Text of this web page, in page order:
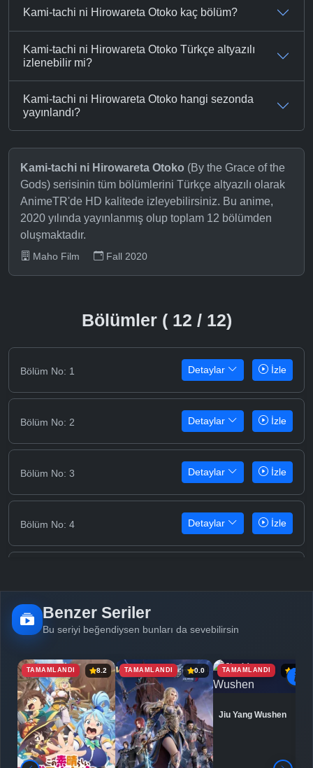
Kami-tachi ni Hirowareta Otoko kaç bölüm?
Kami-tachi ni Hirowareta Otoko Türkçe altyazılı
izlenebilir mi?
Kami-tachi ni Hirowareta Otoko hangi sezonda
yayınlandı?
Kami-tachi ni Hirowareta Otoko (By the Grace of the
Gods) serisinin tüm bölümlerini Türkçe altyazılı olarak
AnimeTR'de HD kalitede izleyebilirsiniz. Bu anime,
2020 yılında yayınlanmış olup toplam 12 bölümden
oluşmaktadır.
Maho Film Fall 2020
Bölümler ( 12 / 12)
Bölüm No: 1 Detaylar İzle
Bölüm No: 2 Detaylar İzle
Bölüm No: 3 Detaylar İzle
Bölüm No: 4 Detaylar İzle
Bölüm No: 6 Detaylar
Bölüm No: 7 Detaylar İzle
Bölüm No: 8 Detaylar
Benzer Seriler
Bu seriyi beğendiysen bunları da sevebilirsin
TAMAMLANDI 8.2 TAMAMLANDI 0.0 TAMAMLANDI 6.9
Jiu Yang Wushen